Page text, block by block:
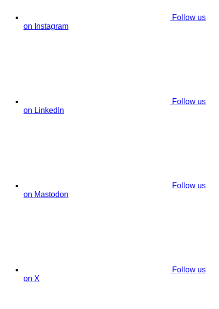
Follow us
on Instagram
Follow us
on LinkedIn
Follow us
on Mastodon
Follow us
on X